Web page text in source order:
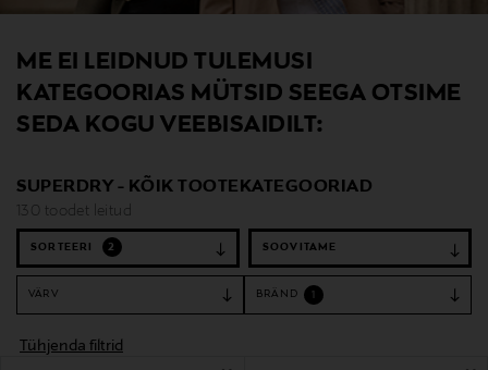
ME EI LEIDNUD TULEMUSI
KATEGOORIAS MÜTSID SEEGA OTSIME
SEDA KOGU VEEBISAIDILT:
SUPERDRY - KÕIK TOOTEKATEGOORIAD
130 toodet leitud
SORTEERI 2
VÄRV BRÄND
Tühjenda filtrid